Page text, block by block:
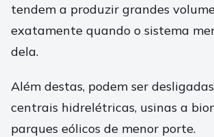
tendem a produzir grandes
exatamente quando o sistema
dela.
Além destas, podem ser
centrais hidrelétricas, usinas a
parques eólicos de menor porte.